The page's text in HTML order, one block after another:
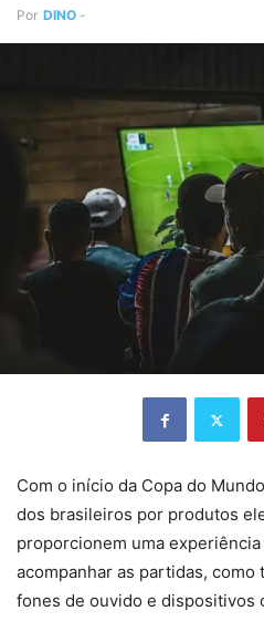
Por DINO -
Com o início da Copa do
dos brasileiros por produtos
proporcionem uma
acompanhar as partidas,
fones de ouvido e dispositivos